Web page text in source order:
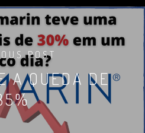
POST
A QUEDA DE